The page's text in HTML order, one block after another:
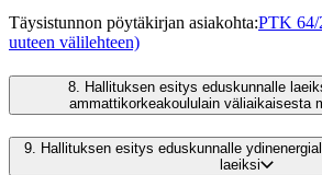
Täysistunnon pöytäkirjan asiakohta:PTK 64/
uuteen välilehteen)
8. Hallituksen esitys eduskunnalle
ammattikorkeakoululain väliaikaisesta
9. Hallituksen esitys eduskunnalle
laeiksi